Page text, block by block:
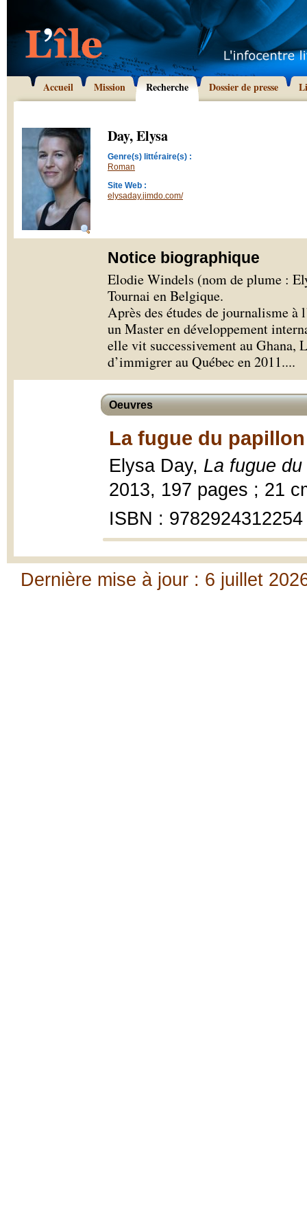
Accueil Mission Recherche Dossier de presse
Day, Elysa
Genre(s) littéraire(s) :
Roman
Site Web :
elysaday.jimdo.com/
Notice biographique
Elodie Windels (nom de plume :
Tournai en Belgique.
Après des études de journalisme
un Master en développement
elle vit successivement au Ghana,
d’immigrer au Québec en 2011....
Oeuvres
La fugue du papillon
Elysa Day, La fugue
2013, 197 pages ; 21
ISBN : 9782924312254
Dernière mise à jour : 6 juillet